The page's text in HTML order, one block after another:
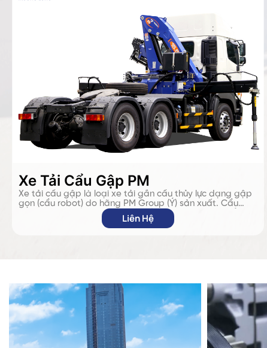
Xe Tải Cẩu Gập PM
Xe tải cẩu gập là loại xe tải gắn cẩu thủy lực dạng gập
gọn (cẩu robot) do hãng PM Group (Ý) sản xuất. Cẩu
gập PM có thiết có khả năng xếp gọn giúp tăng thể tích
chở hàng, dễ thao tác trong không gian hẹp, khả năng
Liên Hệ